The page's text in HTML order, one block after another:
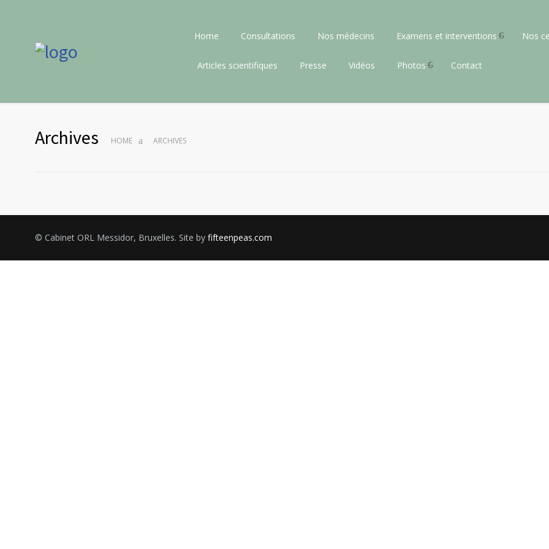
Home Consultations Nos médecins Examens et interventions Nos
Articles scientifiques Presse Vidéos Photos Contact
Archives HOME ARCHIVES
© Cabinet ORL Messidor, Bruxelles. Site by fifteenpeas.com